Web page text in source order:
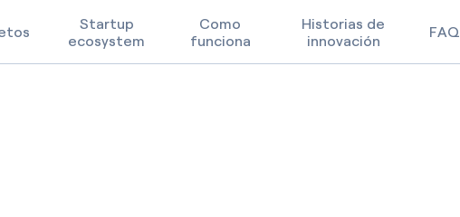
Startup
ecosystem
Como
funciona
Historias de
innovación
FAQ
la gestión de baterías